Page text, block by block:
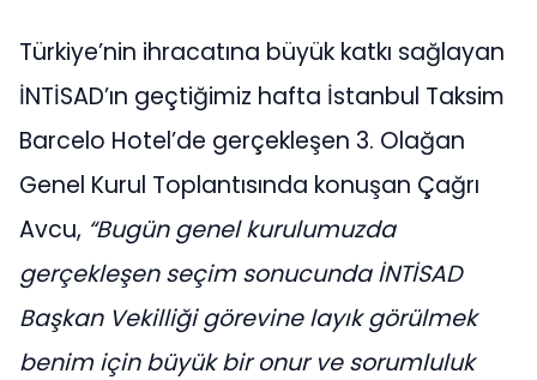
Türkiye’nin ihracatına büyük katkı sağlayan
İNTİSAD’ın geçtiğimiz hafta İstanbul Taksim
Barcelo Hotel’de gerçekleşen 3. Olağan
Genel Kurul Toplantısında konuşan Çağrı
Avcu, “Bugün genel kurulumuzda
gerçekleşen seçim sonucunda İNTİSAD
Başkan Vekilliği görevine layık görülmek
benim için büyük bir onur ve sorumluluk